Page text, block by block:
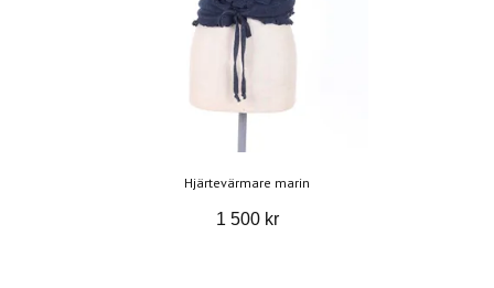
Hjärtevärmare marin
1 500 kr